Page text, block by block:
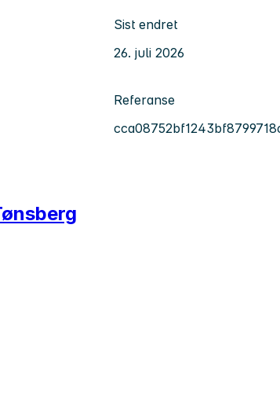
Sist endret
26. juli 2026
Referanse